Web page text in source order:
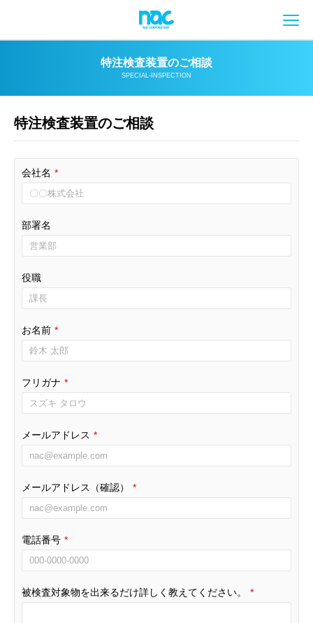
特注検査装置のご相談
SPECIAL-INSPECTION
特注検査装置のご相談
会社名 *
部署名
役職
お名前 *
フリガナ *
メールアドレス *
メールアドレス（確認） *
電話番号 *
被検査対象物を出来るだけ詳しく教えてください。 *